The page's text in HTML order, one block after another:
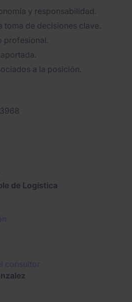
y responsabilidad.
toma de decisiones clave.
profesional.
a la posición.
de Logística